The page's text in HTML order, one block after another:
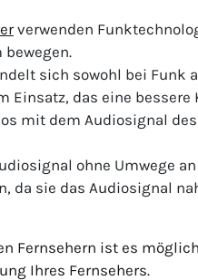
verwenden
sich sowohl bei Funk
Einsatz, das eine
mit dem Audiosignal
ohne Umwege
da sie das Audiosignal
Fernsehern ist es
Ihres Fernsehers.